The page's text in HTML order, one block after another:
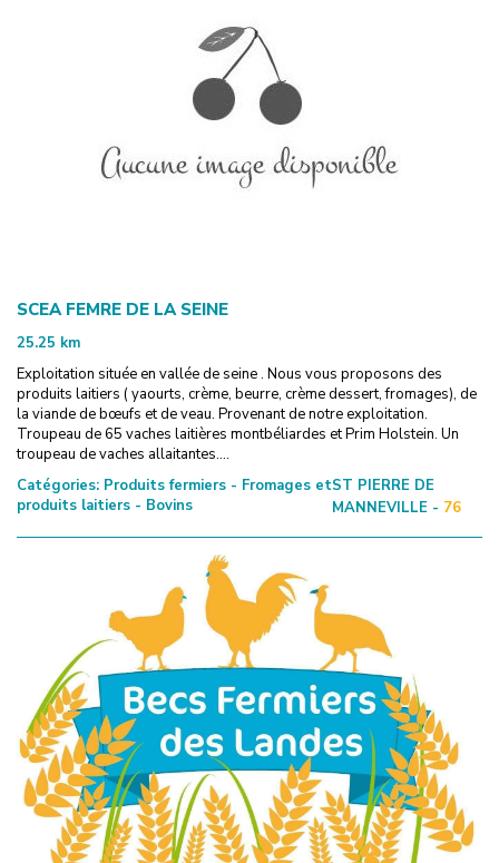
SCEA FEMRE DE LA SEINE
25.25 km
Exploitation située en vallée de seine . Nous vous proposons des
produits laitiers ( yaourts, crème, beurre, crème dessert, fromages), de
la viande de bœufs et de veau. Provenant de notre exploitation.
Troupeau de 65 vaches laitières montbéliardes et Prim Holstein. Un
troupeau de vaches allaitantes....
Catégories: Produits fermiers - Fromages et
produits laitiers - Bovins
ST PIERRE DE
MANNEVILLE - 76